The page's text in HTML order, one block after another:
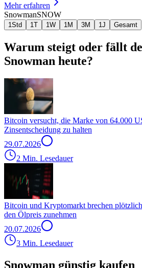
Mehr erfahren
SnowmanSNOW
1Std 1T 1W 1M 3M 1J Gesamt
Warum steigt oder fällt
Snowman heute?
Bitcoin versucht, die Marke von 64.000
Zinsentscheidung zu halten
29.07.2026
2 Min. Lesedauer
Bitcoin und Kryptomarkt brechen
den Ölpreis zunehmen
20.07.2026
3 Min. Lesedauer
Snowman günstig kaufen